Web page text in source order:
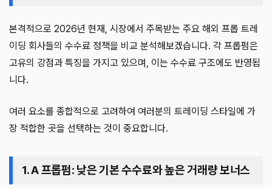
본격적으로 2026년 현재, 시장에서 주목받는 주요 해외 프롭 트레
이딩 회사들의 수수료 정책을 비교 분석해보겠습니다. 각 프롭펌은
고유의 강점과 특징을 가지고 있으며, 이는 수수료 구조에도 반영됩
니다.
여러 요소를 종합적으로 고려하여 여러분의 트레이딩 스타일에 가
장 적합한 곳을 선택하는 것이 중요합니다.
1. A 프롭펌: 낮은 기본 수수료와 높은 거래량 보너스